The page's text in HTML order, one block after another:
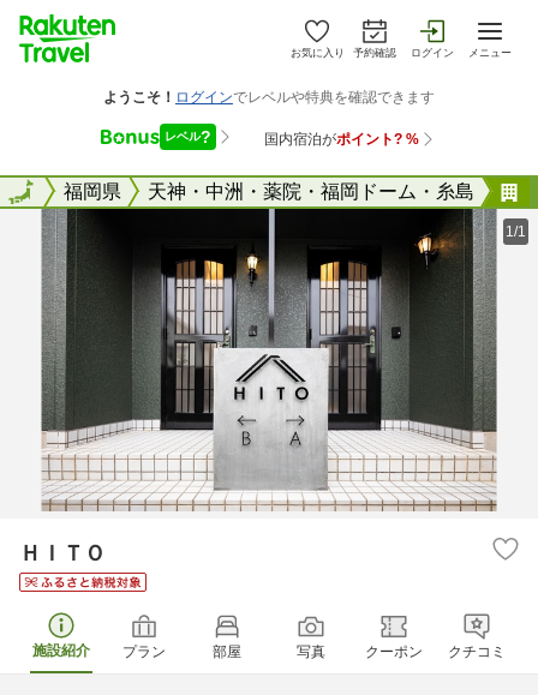
お気に入り 予約確認 ログイン メニュー
全国福岡県 天神・中洲・薬院・福岡ドーム・糸島
全国
1/1
ＨＩＴＯ
施設紹介 プラン 部屋 写真 クーポン クチコミ